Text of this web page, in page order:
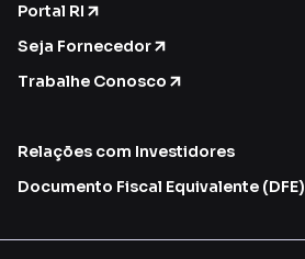
Portal RI
Seja Fornecedor
Trabalhe Conosco
Relações com Investidores
Documento Fiscal Equivalente (DFE)